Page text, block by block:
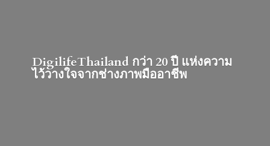
DigilifeThailand กว่า 20 ปี แห่งความ
ไว้วางใจจากช่างภาพมืออาชีพ